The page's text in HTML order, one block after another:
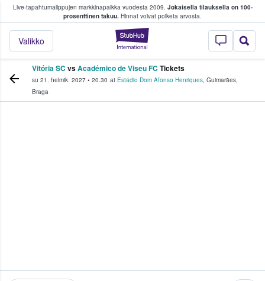
Live-tapahtumalippujen markkinapaikka vuodesta 2009. Jokaisella tilauksella on 100-
prosenttinen takuu. Hinnat voivat poiketa arvosta.
StubHub -
Valikko
fanit ostavat ja myyvät lippuja
Vitória SC vsAcadémico de Viseu FC Tickets
su 21. helmik. 2027 • 20.30 at Estádio Dom Afonso Henriques, Guimarães,
Braga